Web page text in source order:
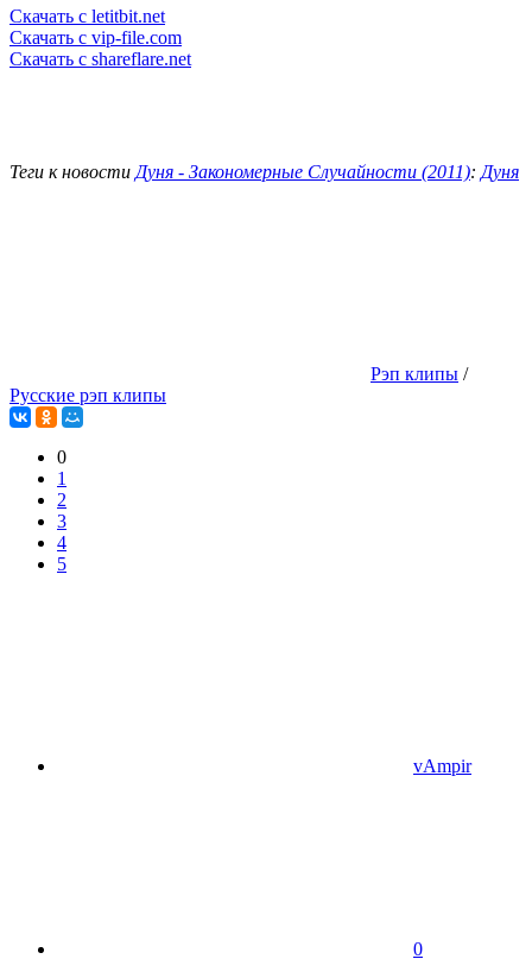
Скачать с letitbit.net
Скачать с vip-file.com
Скачать с shareflare.net
Теги к новости Дуня - Закономерные Случайности (2011): Дуня
Рэп клипы /
Русские рэп клипы
0
1
2
3
4
5
vAmpir
0